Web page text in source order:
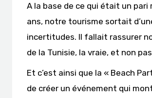
A la base de ce qui était un pari
ans, notre tourisme sortait
incertitudes. Il fallait rassurer
de la Tunisie, la vraie, et non
Et c’est ainsi que la « Beach
de créer un événement qui